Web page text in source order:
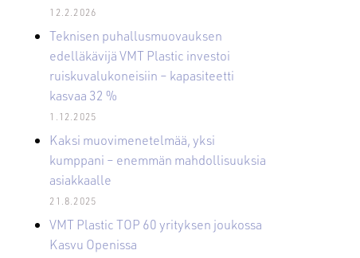
12.2.2026
Teknisen puhallusmuovauksen
edelläkävijä VMT Plastic investoi
ruiskuvalukoneisiin – kapasiteetti
kasvaa 32 %
1.12.2025
Kaksi muovimenetelmää, yksi
kumppani – enemmän mahdollisuuksia
asiakkaalle
21.8.2025
VMT Plastic TOP 60 yrityksen joukossa
Kasvu Openissa